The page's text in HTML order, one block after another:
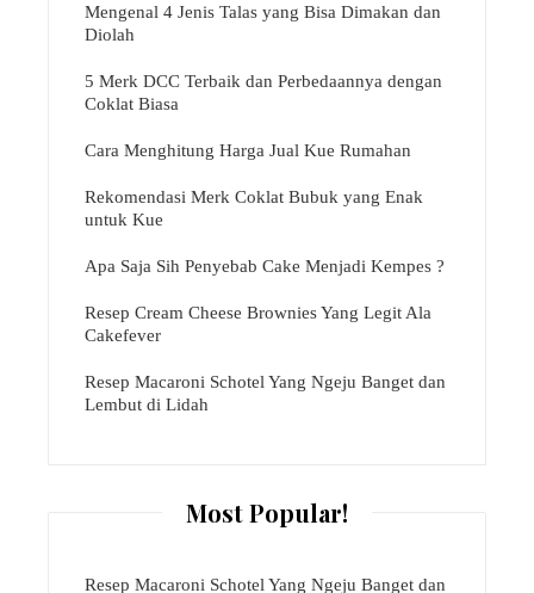
Mengenal 4 Jenis Talas yang Bisa Dimakan dan
Diolah
5 Merk DCC Terbaik dan Perbedaannya dengan
Coklat Biasa
Cara Menghitung Harga Jual Kue Rumahan
Rekomendasi Merk Coklat Bubuk yang Enak
untuk Kue
Apa Saja Sih Penyebab Cake Menjadi Kempes ?
Resep Cream Cheese Brownies Yang Legit Ala
Cakefever
Resep Macaroni Schotel Yang Ngeju Banget dan
Lembut di Lidah
Most Popular!
Resep Macaroni Schotel Yang Ngeju Banget dan